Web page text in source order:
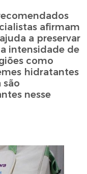
afirmam
a preservar
intensidade de
como
hidratantes
são
nesse